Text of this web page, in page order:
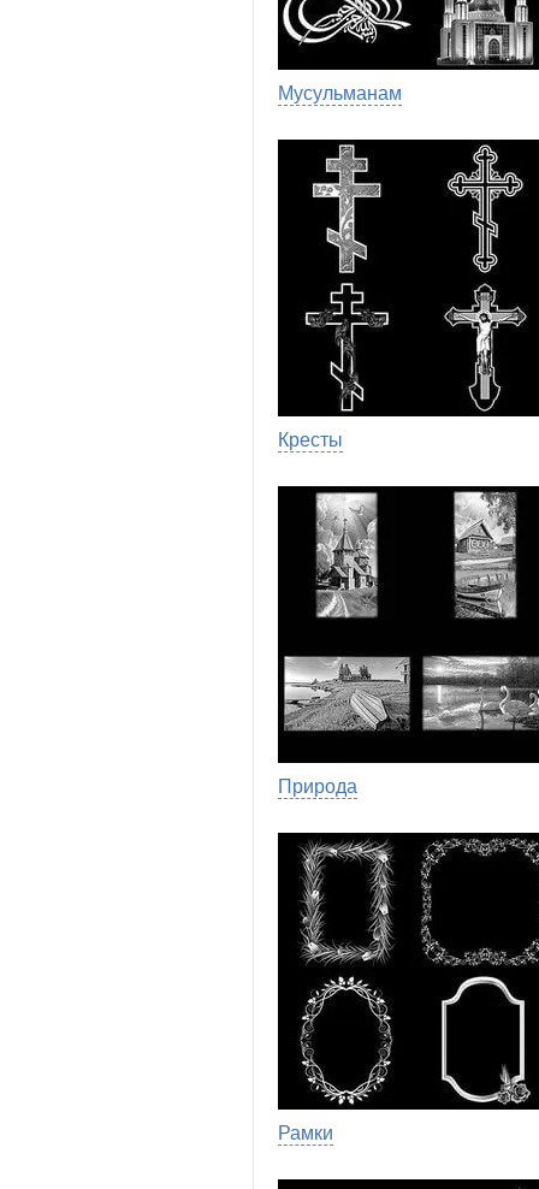
Мусульманам
Кресты
Природа
Рамки